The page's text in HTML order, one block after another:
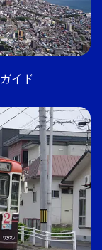
イド